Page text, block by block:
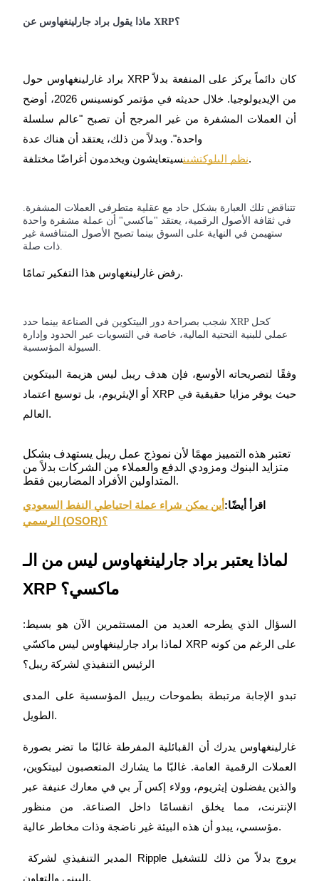
معلومة
استراتيجيات التداول
تعلم كيفية البقاء مربحة
خنزير الطاقة
احصل على مكافآت تنافسية يوميًا
ماذا يقول براد جارلينغهاوس عن XRP؟
براد غارلينغهاوس حول XRP كان دائماً يركز على المنفعة بدلاً
من الإيديولوجيا. خلال حديثه في مؤتمر كونسينس 2026، أوضح
أن العملات المشفرة من غير المرجح أن تصبح "عالم سلسلة
واحدة". وبدلاً من ذلك، يعتقد أن هناك عدة
نظم البلوكتشينسيتعايشون ويخدمون أغراضًا مختلفة.
تتناقض تلك العبارة بشكل حاد مع عقلية متطرفي العملات المشفرة.
في ثقافة الأصول الرقمية، يعتقد "ماكسي" أن عملة مشفرة واحدة
ستهيمن في النهاية على السوق بينما تصبح الأصول المتنافسة غير
ذات صلة.
رفض غارلينغهاوس هذا التفكير تمامًا.
شجب بصراحة دور البيتكوين في الصناعة بينما حدد XRP كحل
عملي للبنية التحتية المالية، خاصة في التسويات عبر الحدود وإدارة
السيولة المؤسسية.
وفقًا لتصريحاته الأوسع، فإن هدف ريبل ليس هزيمة البيتكوين
أو الإيثريوم، بل توسيع اعتماد XRP حيث يوفر مزايا حقيقية في
العالم.
تعتبر هذه التمييز مهمًا لأن نموذج عمل ريبل يستهدف بشكل
متزايد البنوك ومزودي الدفع والعملاء من الشركات بدلاً من
المتداولين الأفراد المضاربين فقط.
اقرأ أيضًا: أين يمكن شراء عملة احتياطي النفط السعودي
الرسمي (OSOR)؟
لماذا يعتبر براد جارلينغهاوس ليس من الـ
XRP ماكسي؟
السؤال الذي يطرحه العديد من المستثمرين الآن هو بسيط:
لماذا براد جارلينغهاوس ليس ماكسّي XRP على الرغم من كونه
الرئيس التنفيذي لشركة ريبل؟
تبدو الإجابة مرتبطة بطموحات ريبيل المؤسسية على المدى
الطويل.
غارلينغهاوس يدرك أن القبائلية المفرطة غالبًا ما تضر بصورة
العملات الرقمية العامة. غالبًا ما يشارك المتعصبون لبيتكوين،
والذين يفضلون إيثريوم، وولاء إكس آر بي في معارك عنيفة عبر
الإنترنت، مما يخلق انقسامًا داخل الصناعة. من منظور
مؤسسي، يبدو أن هذه البيئة غير ناضجة وذات مخاطر عالية.
البيني والتعاون.